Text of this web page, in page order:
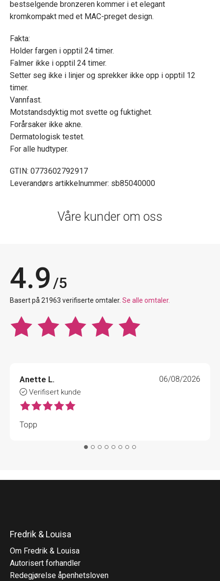
bestselgende bronzeren kommer i et elegant
kromkompakt med et MAC-preget design.
Fakta:
Holder fargen i opptil 24 timer.
Falmer ikke i opptil 24 timer.
Setter seg ikke i linjer og sprekker ikke opp i opptil 12
timer.
Vannfast.
Motstandsdyktig mot svette og fuktighet.
Forårsaker ikke akne.
Dermatologisk testet.
For alle hudtyper.
GTIN: 0773602792917
Leverandørs artikkelnummer: sb85040000
Våre kunder om oss
4.9 /5
Basert på 21963 verifiserte omtaler. Se alle omtaler.
Anette L.
Verifisert kunde
06/08/2026
Topp
Fredrik & Louisa
Om Fredrik & Louisa
Autorisert forhandler
Redegjørelse åpenhetsloven